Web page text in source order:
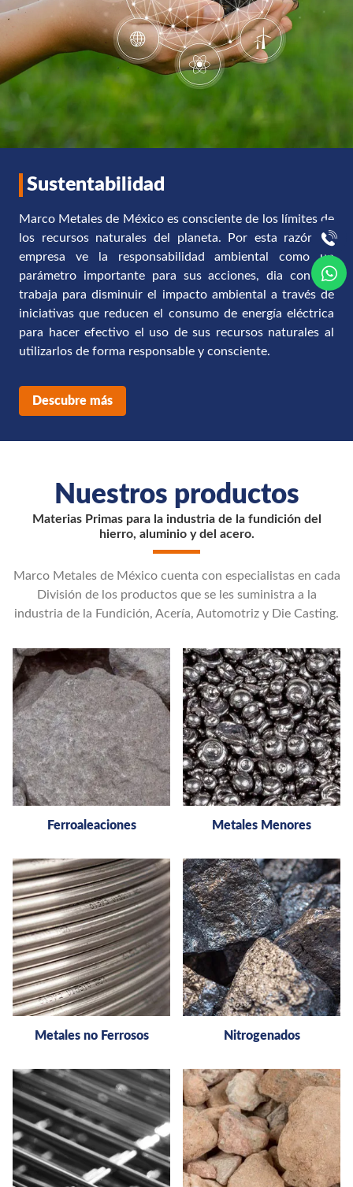
Sustentabilidad
Marco Metales de México es consciente de los límites de
los recursos naturales del planeta. Por esta razón, la
empresa ve la responsabilidad ambiental como un
parámetro importante para sus acciones, dia con dia
trabaja para disminuir el impacto ambiental a través de
iniciativas que reducen el consumo de energía eléctrica
para hacer efectivo el uso de sus recursos naturales al
utilizarlos de forma responsable y consciente.
Descubre más
Nuestros productos
Materias Primas para la industria de la fundición del
hierro, aluminio y del acero.
Marco Metales de México cuenta con especialistas en cada
División de los productos que se les suministra a la
industria de la Fundición, Acería, Automotriz y Die Casting.
Ferroaleaciones Metales Menores
Metales no Ferrosos Nitrogenados